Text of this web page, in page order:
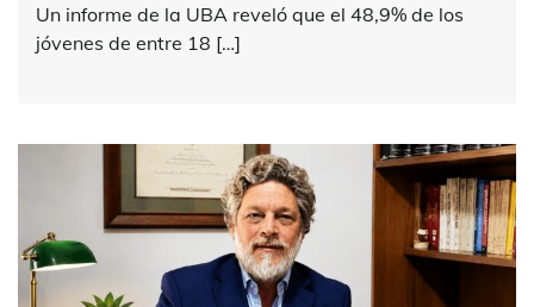
Un informe de la UBA reveló que el 48,9% de los
jóvenes de entre 18 […]